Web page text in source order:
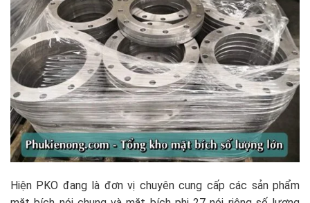
Hiện PKO đang là đơn vị chuyên cung cấp các sản phẩm